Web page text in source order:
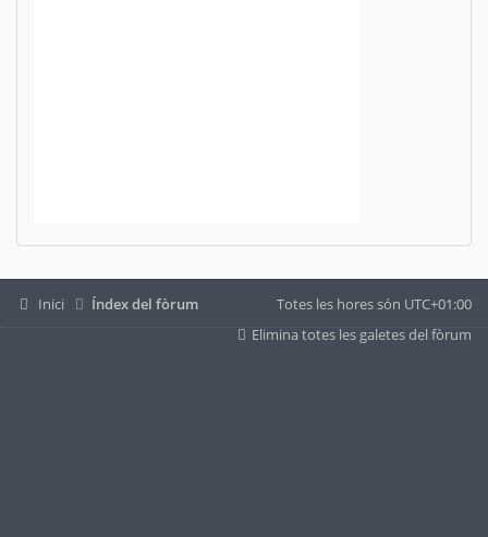
Inici Índex del fòrum Totes les hores són UTC+01:00
Elimina totes les galetes del fòrum